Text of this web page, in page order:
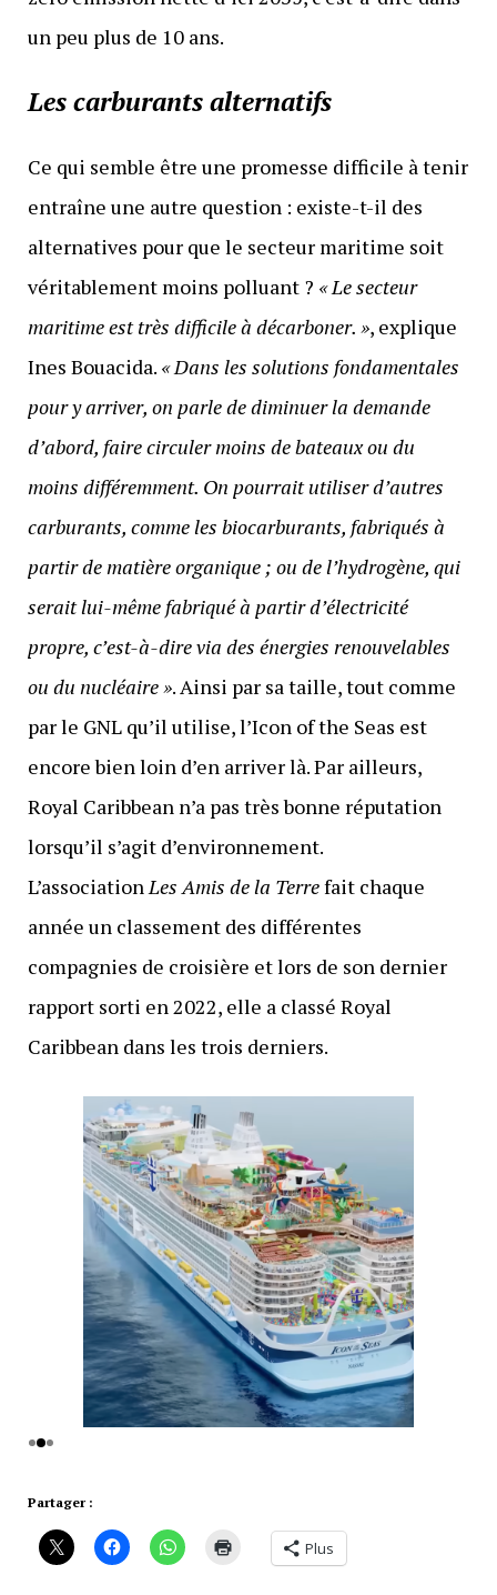
un peu plus de 10 ans.
Les carburants alternatifs
Ce qui semble être une promesse difficile à tenir
entraîne une autre question : existe-t-il des
alternatives pour que le secteur maritime soit
véritablement moins polluant ? « Le secteur
maritime est très difficile à décarboner. », explique
Ines Bouacida. « Dans les solutions fondamentales
pour y arriver, on parle de diminuer la demande
d’abord, faire circuler moins de bateaux ou du
moins différemment. On pourrait utiliser d’autres
carburants, comme les biocarburants, fabriqués à
partir de matière organique ; ou de l’hydrogène, qui
serait lui-même fabriqué à partir d’électricité
propre, c’est-à-dire via des énergies renouvelables
ou du nucléaire ». Ainsi par sa taille, tout comme
par le GNL qu’il utilise, l’Icon of the Seas est
encore bien loin d’en arriver là. Par ailleurs,
Royal Caribbean n’a pas très bonne réputation
lorsqu’il s’agit d’environnement.
L’association Les Amis de la Terrefait chaque
année un classement des différentes
compagnies de croisière et lors de son dernier
rapport sorti en 2022, elle a classé Royal
Caribbean dans les trois derniers.
Partager :
Plus